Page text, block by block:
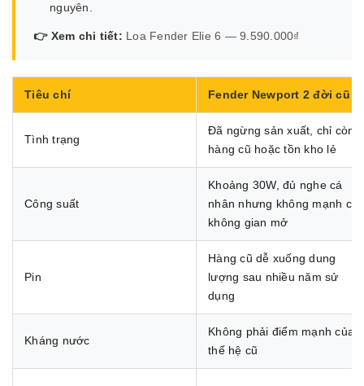
nguyên.
👉 Xem chi tiết: Loa Fender Elie 6 — 9.590.000₫
Tiêu chí Fender Newport 2 đời cũ
Tình trạng
Đã ngừng sản xuất, chỉ còn
hàng cũ hoặc tồn kho lẻ
Công suất
Khoảng 30W, đủ nghe cá
nhân nhưng không mạnh
không gian mở
Pin
Hàng cũ dễ xuống dung
lượng sau nhiều năm sử
dụng
Kháng nước
Không phải điểm mạnh của
thế hệ cũ